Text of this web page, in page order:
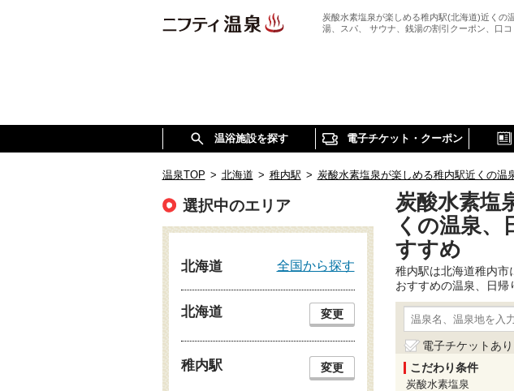
炭酸水素塩泉が楽しめる稚内駅(北海道)近くの
湯、スパ、 サウナ、銭湯の割引クーポン、口
温浴施設を探す 電子チケット・クーポン
温泉TOP > 北海道 > 稚内駅 > 炭酸水素塩泉が楽しめる稚内駅近くの温
炭酸水素塩
くの温泉、
すすめ
稚内駅は北海道稚内市
おすすめの温泉、日帰
電子チケットあり
こだわり条件
炭酸水素塩泉
選択中のエリア
北海道 全国から探す
北海道 変更
稚内駅 変更